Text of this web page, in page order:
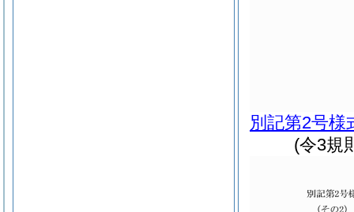
別記第2号様
(令3規